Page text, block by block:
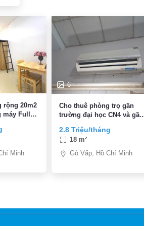
rộng 20m2
Full
Vấp
Minh
6
Cho thuê phòng trọ gần
trường đại học CN4 và gần
2.8 Triệu/tháng
18 m²
Gò Vấp, Hồ Chí Minh